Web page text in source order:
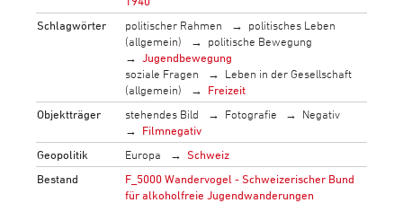
Schlagwörter
politischer Rahmen
politisches Leben
(allgemein)
politische Bewegung
Jugendbewegung
soziale Fragen
Leben in der Gesellschaft
(allgemein)
Freizeit
Objektträger
stehendes Bild Fotografie
Negativ
Filmnegativ
Geopolitik
Europa
Schweiz
Bestand
F_5000 Wandervogel - Schweizerischer Bund
für alkoholfreie Jugendwanderungen